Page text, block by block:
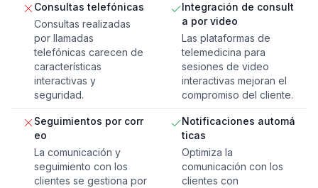
Consultas telefónicas
Consultas realizadas
por llamadas
telefónicas carecen de
características
interactivas y
seguridad.
Integración de consult
a por video
Las plataformas de
telemedicina para
sesiones de video
interactivas mejoran el
compromiso del cliente.
Seguimientos por corr
eo
La comunicación y
seguimiento con los
clientes se gestiona por
Notificaciones automá
ticas
Optimiza la
comunicación con los
clientes con